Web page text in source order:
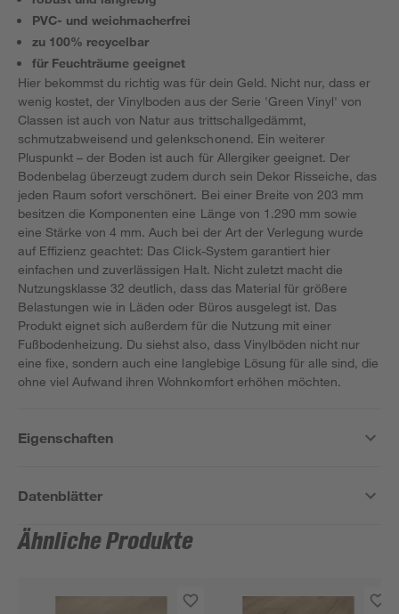
PVC- und weichmacherfrei
zu 100% recycelbar
für Feuchträume geeignet
Hier bekommst du richtig was für dein Geld. Nicht nur, dass er
wenig kostet, der Vinylboden aus der Serie 'Green Vinyl' von
Classen ist auch von Natur aus trittschallgedämmt,
schmutzabweisend und gelenkschonend. Ein weiterer
Pluspunkt – der Boden ist auch für Allergiker geeignet. Der
Bodenbelag überzeugt zudem durch sein Dekor Risseiche, das
jeden Raum sofort verschönert. Bei einer Breite von 203 mm
besitzen die Komponenten eine Länge von 1.290 mm sowie
eine Stärke von 4 mm. Auch bei der Art der Verlegung wurde
auf Effizienz geachtet: Das Click-System garantiert hier
einfachen und zuverlässigen Halt. Nicht zuletzt macht die
Nutzungsklasse 32 deutlich, dass das Material für größere
Belastungen wie in Läden oder Büros ausgelegt ist. Das
Produkt eignet sich außerdem für die Nutzung mit einer
Fußbodenheizung. Du siehst also, dass Vinylböden nicht nur
eine fixe, sondern auch eine langlebige Lösung für alle sind, die
ohne viel Aufwand ihren Wohnkomfort erhöhen möchten.
Eigenschaften
Datenblätter
Ähnliche Produkte